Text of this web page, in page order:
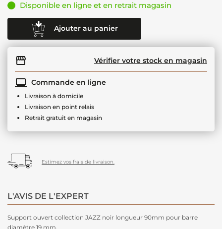
Disponible en ligne et en retrait magasin
Ajouter au panier
Vérifier votre stock en magasin
Commande en ligne
Livraison à domicile
Livraison en point relais
Retrait gratuit en magasin
Estimez vos frais de livraison.
L'AVIS DE L'EXPERT
Support ouvert collection JAZZ noir longueur 90mm pour barre
diamètre 19 mm.